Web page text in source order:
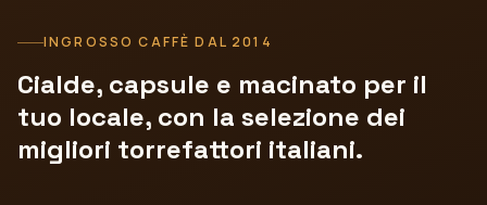
INGROSSO CAFFÈ DAL 2014
Cialde, capsule e macinato per il
tuo locale, con la selezione dei
migliori torrefattori italiani.